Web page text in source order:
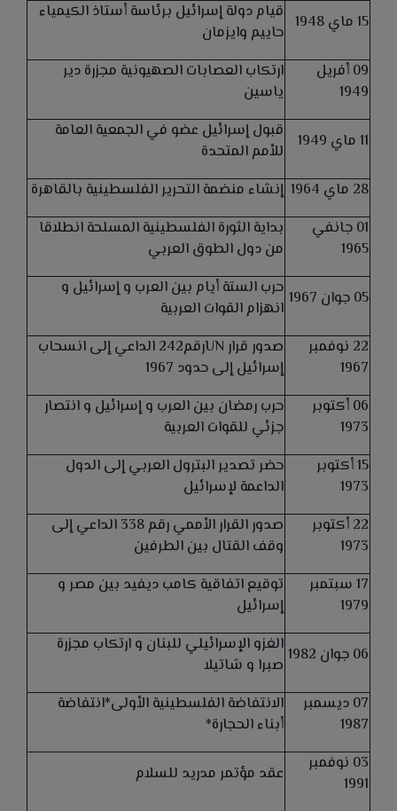
15 ماي 1948
قيام دولة إسرائيل برئاسة أستاذ الكيمياء
حاييم وايزمان
09 أفريل
1949
ارتكاب العصابات الصهيونية مجزرة دير
ياسين
11 ماي 1949
قبول إسرائيل عضو في الجمعية العامة
للأمم المتحدة
28 ماي 1964
إنشاء منضمة التحرير الفلسطينية بالقاهرة
01 جانفي
1965
بداية الثورة الفلسطينية المسلحة انطلاقا
من دول الطوق العربي
05 جوان 1967
حرب الستة أيام بين العرب و إسرائيل و
انهزام القوات العربية
22 نوفمبر
1967
صدور قرار UNرقم242 الداعي إلى انسحاب
إسرائيل إلى حدود 1967
06 أكتوبر
1973
حرب رمضان بين العرب و إسرائيل و انتصار
جزئي للقوات العربية
15 أكتوبر
1973
حضر تصدير البترول العربي إلى الدول
الداعمة لإسرائيل
22 أكتوبر
1973
صدور القرار الأممي رقم 338 الداعي إلى
وقف القتال بين الطرفين
17 سبتمبر
1979
توقيع اتفاقية كامب ديفيد بين مصر و
إسرائيل
06 جوان 1982
الغزو الإسرائيلي للبنان و ارتكاب مجزرة
صبرا و شاتيلا
07 ديسمبر
1987
الانتفاضة الفلسطينية الأولى*انتفاضة
أبناء الحجارة*
03 نوفمبر
1991
عقد مؤتمر مدريد للسلام